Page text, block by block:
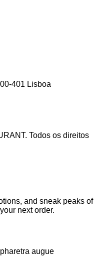
401 Lisboa
Todos os direitos
and sneak peaks of
next order.
augue